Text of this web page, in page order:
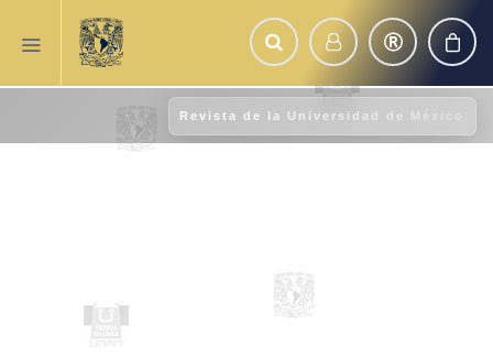
Revista de la Universidad de México